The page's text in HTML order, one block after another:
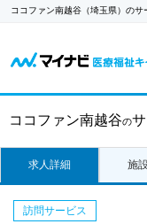
ココファン南越谷（埼玉県）のサ
ココファン南越谷の
求人詳細 施
訪問サービス